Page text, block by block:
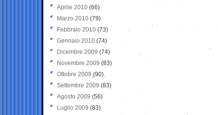
Aprile 2010 (66)
Marzo 2010 (79)
Febbraio 2010 (73)
Gennaio 2010 (74)
Dicembre 2009 (74)
Novembre 2009 (83)
Ottobre 2009 (90)
Settembre 2009 (83)
Agosto 2009 (56)
Luglio 2009 (83)